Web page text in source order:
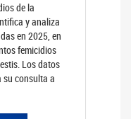
de la
y analiza
en 2025, en
femicidios
Los datos
su consulta a